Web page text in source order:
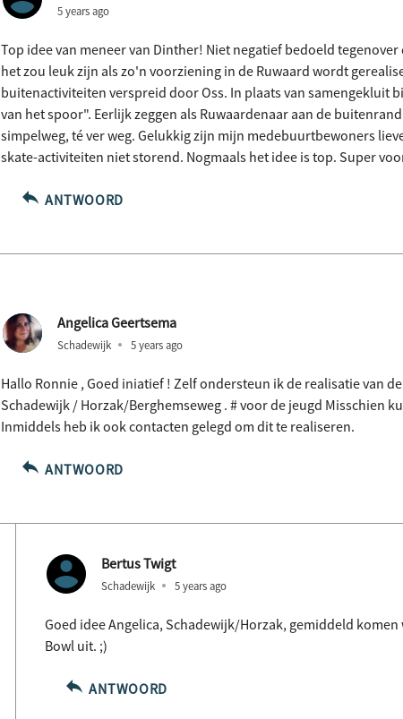
5 years ago
Top idee van meneer van Dinther! Niet negatief bedoeld
het zou leuk zijn als zo'n voorziening in de Ruwaard wordt
buitenactiviteiten verspreid door Oss. In plaats van samengekluit
van het spoor". Eerlijk zeggen als Ruwaardenaar aan de
simpelweg, té ver weg. Gelukkig zijn mijn medebuurtbewoners
skate-activiteiten niet storend. Nogmaals het idee is top. Super
ANTWOORD
Angelica Geertsema
Schadewijk 5 years ago
Hallo Ronnie , Goed iniatief ! Zelf ondersteun ik de realisatie van
Schadewijk / Horzak/Berghemseweg . # voor de jeugd Misschien
Inmiddels heb ik ook contacten gelegd om dit te realiseren.
ANTWOORD
Bertus Twigt
Schadewijk 5 years ago
Goed idee Angelica, Schadewijk/Horzak, gemiddeld
Bowl uit. ;)
ANTWOORD